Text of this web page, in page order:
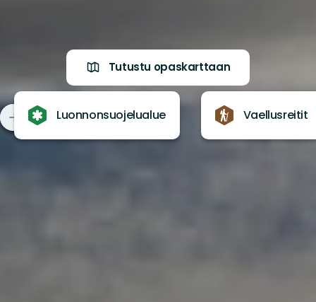
Tutustu opaskarttaan
Luonnonsuojelualue Vaellusreitit